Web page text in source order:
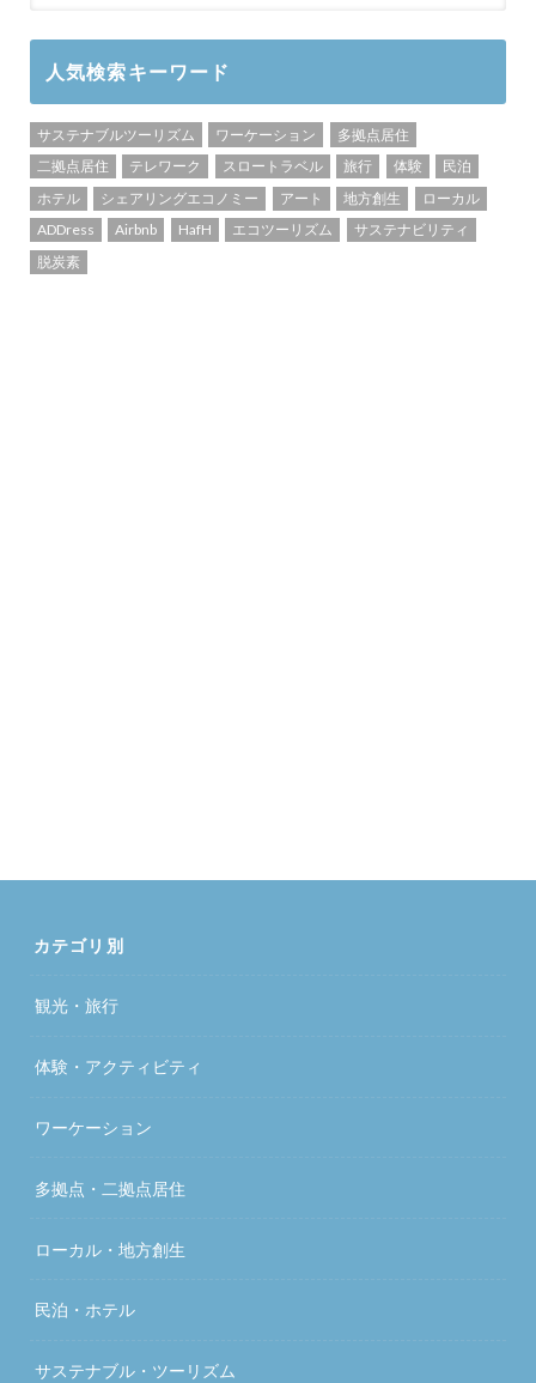
人気検索キーワード
サステナブルツーリズム ワーケーション
多拠点居住
二拠点居住
テレワーク スロートラベル 旅行 体験
民泊
ホテル
シェアリングエコノミー アート 地方創生
ローカル
ADDress
Airbnb HafH エコツーリズム
サステナビリティ
脱炭素
カテゴリ別
観光・旅行
体験・アクティビティ
ワーケーション
多拠点・二拠点居住
ローカル・地方創生
民泊・ホテル
サステナブル・ツーリズム